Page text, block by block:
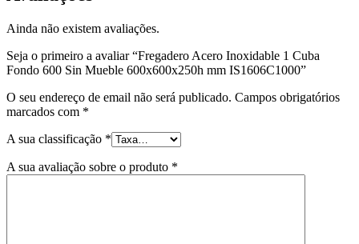
Ainda não existem avaliações.
Seja o primeiro a avaliar “Fregadero Acero Inoxidable 1 Cuba
Fondo 600 Sin Mueble 600x600x250h mm IS1606C1000”
O seu endereço de email não será publicado. Campos obrigatórios
marcados com *
A sua classificação *
A sua avaliação sobre o produto *